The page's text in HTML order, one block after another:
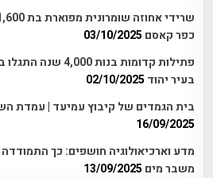
כפר קאסם 03/10/2025
פתילות קדומות
בעיר יהוד 02/10/2025
בית הגמדים של קיבוץ עמיעד | עמדת
16/09/2025
מדע וארכיאולוגיה חושפים: כך
משבר מים 13/09/2025